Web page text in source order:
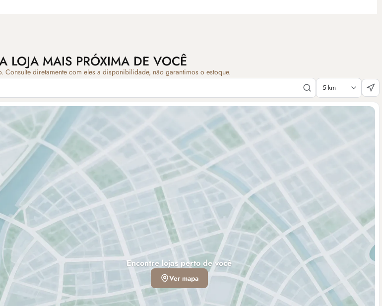
LOJA MAIS PRÓXIMA DE VOCÊ
Consulte diretamente com eles a disponibilidade, não garantimos o estoque.
Encontre lojas perto de você
Ver mapa